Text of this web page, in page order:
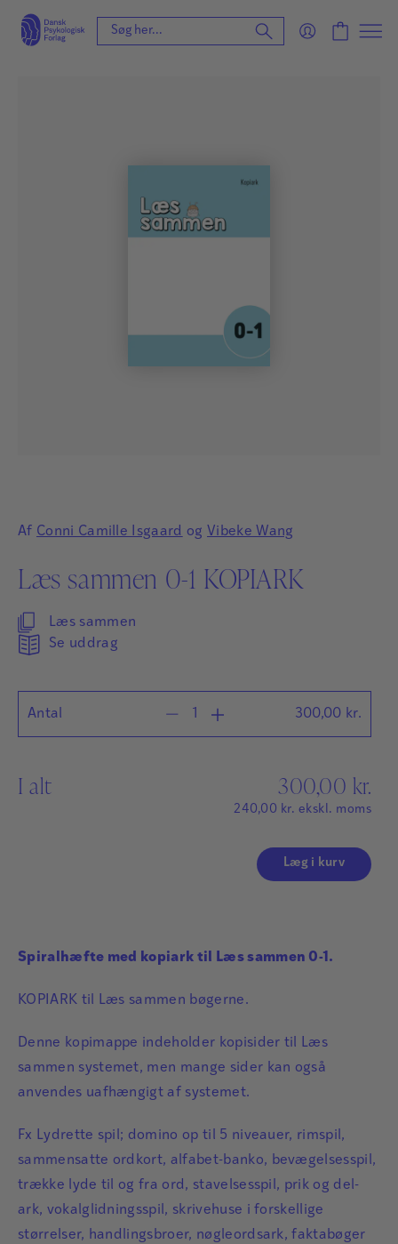
Af Conni Camille Isgaard og Vibeke Wang
Læs sammen 0-1 KOPIARK
Læs sammen
Se uddrag
Antal 300,00 kr.
I alt 300,00 kr.
240,00 kr. ekskl. moms
Læg i kurv
Spiralhæfte med kopiark til Læs sammen 0-1.
KOPIARK til Læs sammen bøgerne.
Denne kopimappe indeholder kopisider til Læs
sammen systemet, men mange sider kan også
anvendes uafhængigt af systemet.
Fx Lydrette spil; domino op til 5 niveauer, rimspil,
sammensatte ordkort, alfabet-banko, bevægelsesspil,
trække lyde til og fra ord, stavelsesspil, prik og del-
ark, vokalglidningsspil, skrivehuse i forskellige
størrelser, handlingsbroer, nøgleordsark, faktabøger